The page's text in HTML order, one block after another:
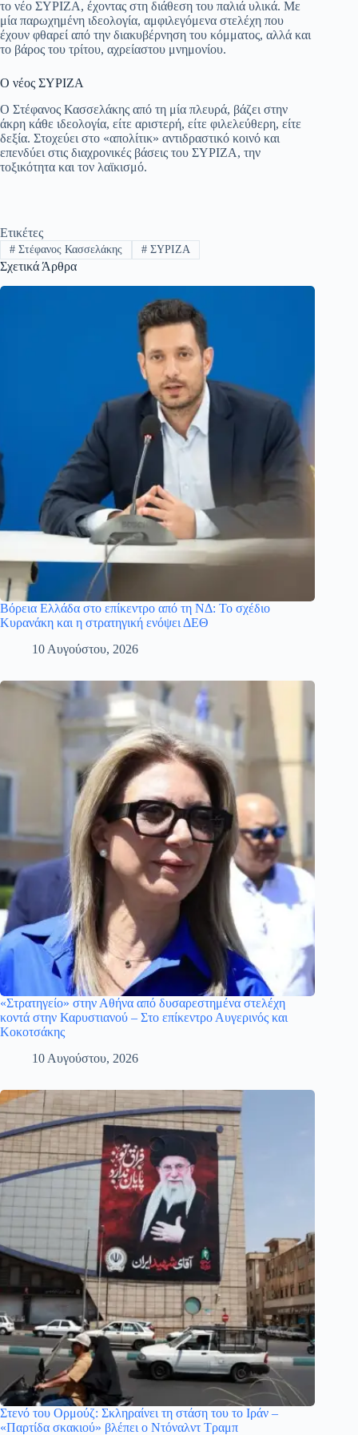
pp
m
στ
εί
το νέο ΣΥΡΙΖΑ, έχοντας στη διάθεση του παλιά υλικά. Με
μία παρωχημένη ιδεολογία, αμφιλεγόμενα στελέχη που
έχουν φθαρεί από την διακυβέρνηση του κόμματος, αλλά και
το βάρος του τρίτου, αχρείαστου μνημονίου.
Ο νέος ΣΥΡΙΖΑ
Ο Στέφανος Κασσελάκης από τη μία πλευρά, βάζει στην
άκρη κάθε ιδεολογία, είτε αριστερή, είτε φιλελεύθερη, είτε
δεξία. Στοχεύει στο «απολίτικ» αντιδραστικό κοινό και
επενδύει στις διαχρονικές βάσεις του ΣΥΡΙΖΑ, την
τοξικότητα και τον λαϊκισμό.
Ετικέτες
#Στέφανος Κασσελάκης #ΣΥΡΙΖΑ
Σχετικά Άρθρα
Βόρεια Ελλάδα στο επίκεντρο από τη ΝΔ: Το σχέδιο
Κυρανάκη και η στρατηγική ενόψει ΔΕΘ
10 Αυγούστου, 2026
«Στρατηγείο» στην Αθήνα από δυσαρεστημένα στελέχη
κοντά στην Καρυστιανού – Στο επίκεντρο Αυγερινός και
Κοκοτσάκης
10 Αυγούστου, 2026
Στενό του Ορμούζ: Σκληραίνει τη στάση του το Ιράν –
«Παρτίδα σκακιού» βλέπει ο Ντόναλντ Τραμπ